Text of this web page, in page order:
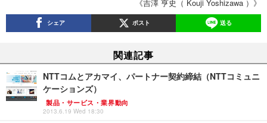
《吉澤 亨史（ Kouji Yoshizawa ）》
シェア ポスト 送る
関連記事
NTTコムとアカマイ、パートナー契約締結（NTTコミュニ
ケーションズ）
製品・サービス・業界動向
2013.6.19 Wed 18:30